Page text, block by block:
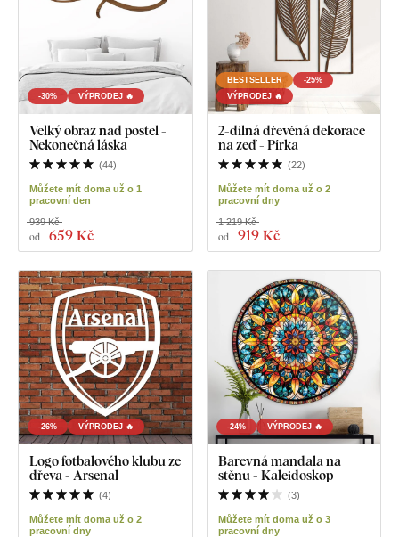
-30% VÝPRODEJ 🔥
Velký obraz nad postel -
Nekonečná láska
(44)
Můžete mít doma už o 1
pracovní den
od 659 Kč
939 Kč
BESTSELLER
-25%
VÝPRODEJ 🔥
2-dílná dřevěná dekorace
na zeď - Pírka
(22)
Můžete mít doma už o 2
pracovní dny
od 919 Kč
1 219 Kč
-26% VÝPRODEJ 🔥
Logo fotbalového klubu ze
dřeva - Arsenal
(4)
Můžete mít doma už o 2
pracovní dny
-24% VÝPRODEJ 🔥
Barevná mandala na
stěnu - Kaleidoskop
(3)
Můžete mít doma už o 3
pracovní dny